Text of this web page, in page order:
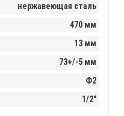
нержавеющая сталь
470 мм
13 мм
73+/-5 мм
Ф2
1/2"